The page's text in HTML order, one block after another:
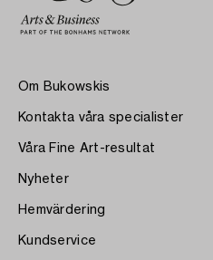
Om Bukowskis
Kontakta våra specialister
Våra Fine Art-resultat
Nyheter
Hemvärdering
Kundservice